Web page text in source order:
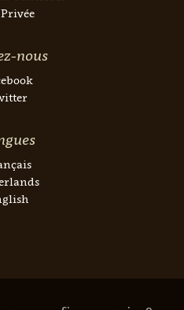
nous